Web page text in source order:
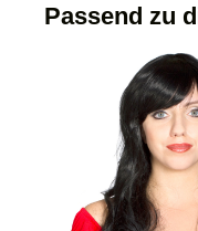
Passend zu